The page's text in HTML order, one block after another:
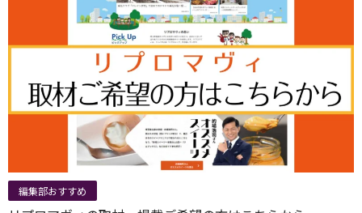
編集部おすすめ